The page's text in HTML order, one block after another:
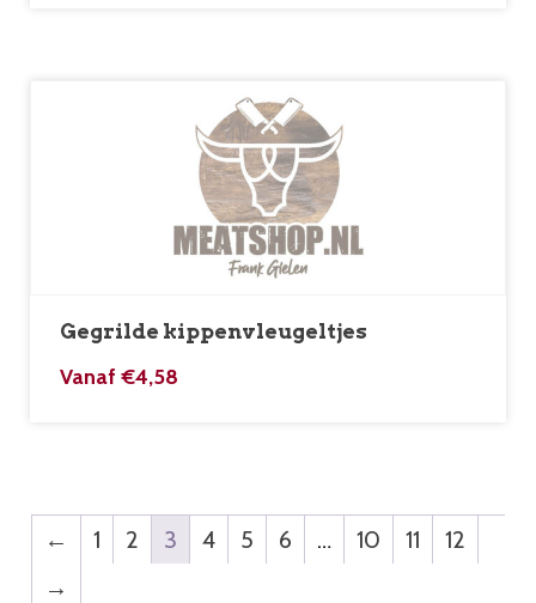
Gegrilde kippenvleugeltjes
Vanaf €4,58
← 1 2 3 4 5 6 … 10 11
12
→